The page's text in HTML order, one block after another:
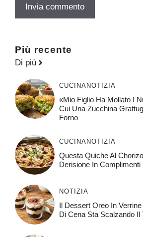
Più recente
Di più
CUCINA NOTIZIA
«Mio Figlio Ha Mollato I
Cui Una Zucchina
Forno
CUCINA NOTIZIA
Questa Quiche Al
Derisione In Complimenti
NOTIZIA
Il Dessert Oreo In
Di Cena Sta Scalzando Il